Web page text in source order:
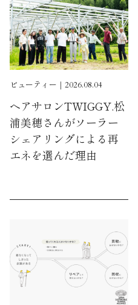
ビューティー｜2026.08.04
ヘアサロンTWIGGY.松
浦美穂さんがソーラー
シェアリングによる再
エネを選んだ理由